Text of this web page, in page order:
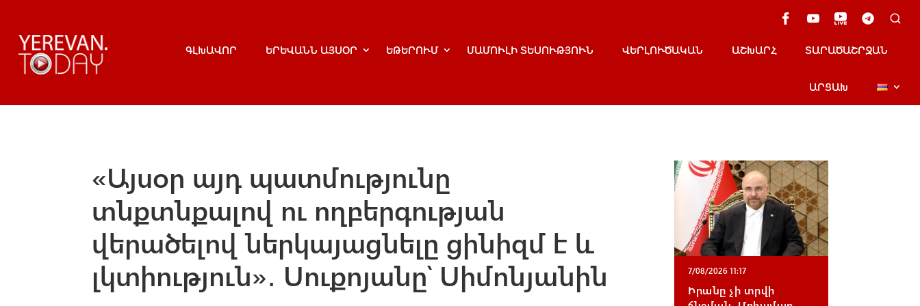
ԳԼԽԱՎՈՐ ԵՐԵՎԱՆՆ ԱՅՍՕՐ ԵԹԵՐՈՒՄ ՄԱՄՈՒԼԻ ՏԵՍՈՒԹՅՈՒՆ ՎԵՐԼՈՒԾԱԿԱՆ ԱՇԽԱՐՀ ՏԱՐԱԾԱՇՐՋԱՆ
ԱՐՑԱԽ
«Այսօր այդ պատմությունը
տնքտնքալով ու ողբերգության
վերածելով ներկայացնելը ցինիզմ է և
լկտիություն»․ Սուքոյանը՝ Սիմոնյանին
7/08/2026 11:17
Իրանը չի տրվի